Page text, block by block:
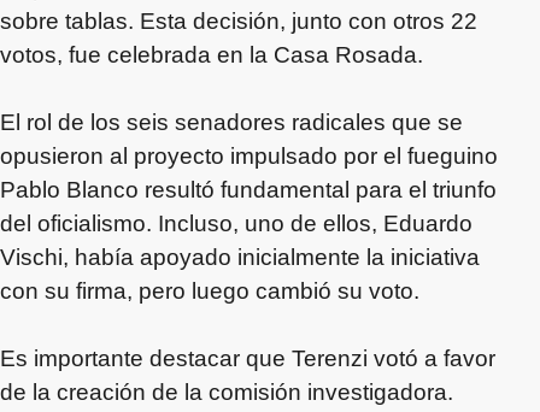
sobre tablas. Esta decisión, junto con otros 22
votos, fue celebrada en la Casa Rosada.
El rol de los seis senadores radicales que se
opusieron al proyecto impulsado por el fueguino
Pablo Blanco resultó fundamental para el triunfo
del oficialismo. Incluso, uno de ellos, Eduardo
Vischi, había apoyado inicialmente la iniciativa
con su firma, pero luego cambió su voto.
Es importante destacar que Terenzi votó a favor
de la creación de la comisión investigadora.